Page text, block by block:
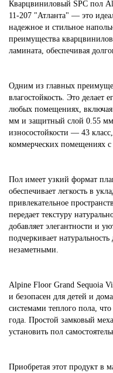
Кварцвиниловый SPC пол
11-207 "Атланта" — это
надежное и стильное
преимущества
ламината, обеспечивая
Одним из главных
влагостойкость. Это делает
любых помещениях,
мм и защитный слой 0.55 мм
износостойкости — 43
коммерческих помещениях
Пол имеет узкий формат
обеспечивает легкость в
привлекательное
передает текстуру
добавляет элегантности и
подчеркивает
незаметными.
Alpine Floor Grand Sequoia
и безопасен для детей и
системами теплого пола,
года. Простой замковый
установить пол
Приобретая этот продукт в